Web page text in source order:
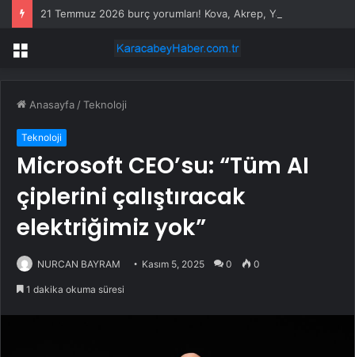
Menü
Anasayfa /Teknoloji
Teknoloji
Microsoft CEO’su: “Tüm AI
çiplerini çalıştıracak
elektriğimiz yok”
NURCAN BAYRAM Kasım 5, 2025 0 0
1 dakika okuma süresi